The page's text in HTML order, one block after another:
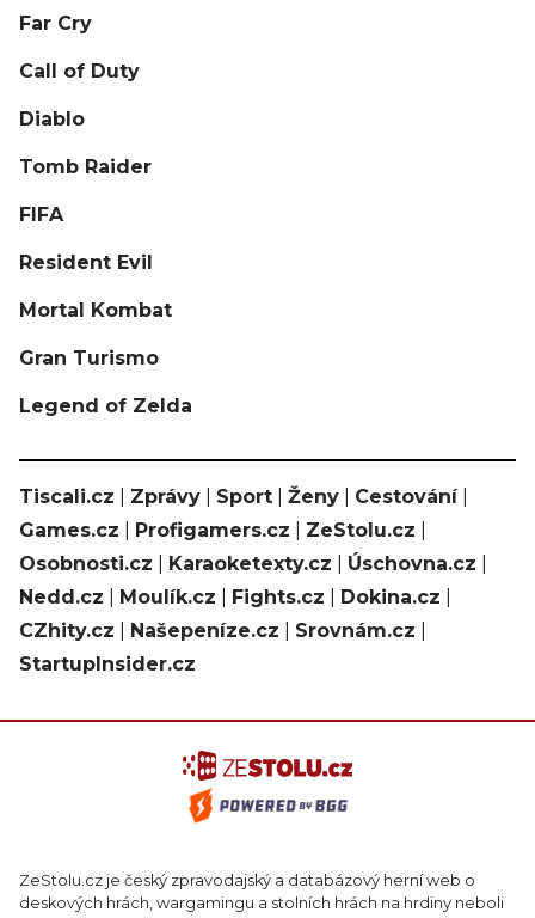
Far Cry
Call of Duty
Diablo
Tomb Raider
FIFA
Resident Evil
Mortal Kombat
Gran Turismo
Legend of Zelda
Tiscali.cz Zprávy Sport Ženy Cestování|
Games.cz
Profigamers.cz ZeStolu.cz
Osobnosti.cz
Karaoketexty.cz Úschovna.cz
Nedd.cz
Moulík.cz Fights.cz Dokina.cz
CZhity.cz
Našepeníze.cz Srovnám.cz
StartupInsider.cz
ZeStolu.cz je český zpravodajský a databázový herní web o
deskových hrách, wargamingu a stolních hrách na hrdiny neboli